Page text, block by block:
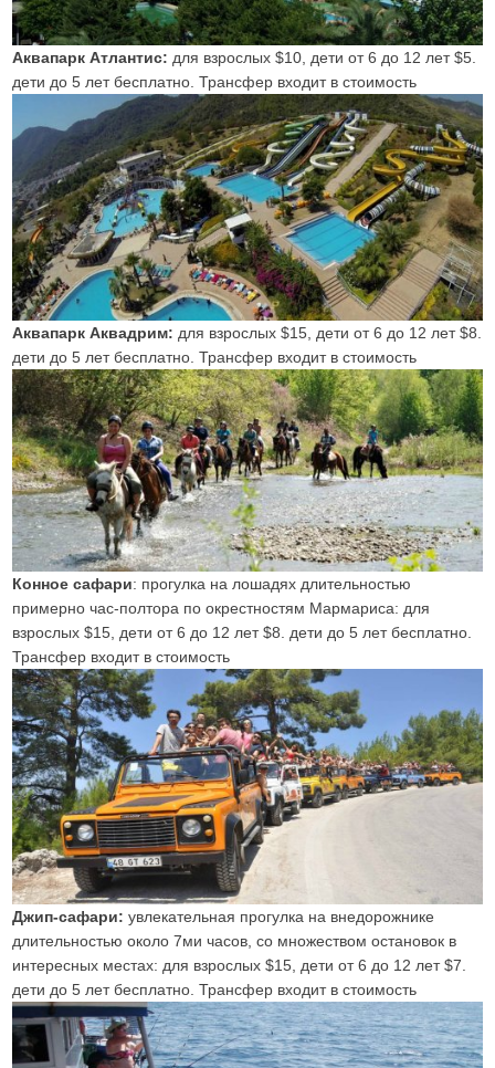
Аквапарк Атлантис: для взрослых $10, дети от 6 до 12 лет $5.
дети до 5 лет бесплатно. Трансфер входит в стоимость
Аквапарк Аквадрим: для взрослых $15, дети от 6 до 12 лет $8.
дети до 5 лет бесплатно. Трансфер входит в стоимость
Конное сафари: прогулка на лошадях длительностью
примерно час-полтора по окрестностям Мармариса: для
взрослых $15, дети от 6 до 12 лет $8. дети до 5 лет бесплатно.
Трансфер входит в стоимость
Джип-сафари: увлекательная прогулка на внедорожнике
длительностью около 7ми часов, со множеством остановок в
интересных местах: для взрослых $15, дети от 6 до 12 лет $7.
дети до 5 лет бесплатно. Трансфер входит в стоимость